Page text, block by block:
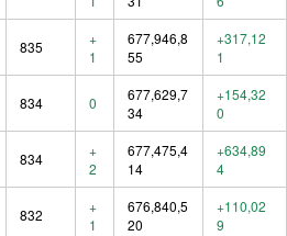
835
+
1
677,946,8
55
+317,12
1
834 0
677,629,7
34
+154,32
0
834
+
2
677,475,4
14
+634,89
4
832
+
1
676,840,5
20
+110,02
9